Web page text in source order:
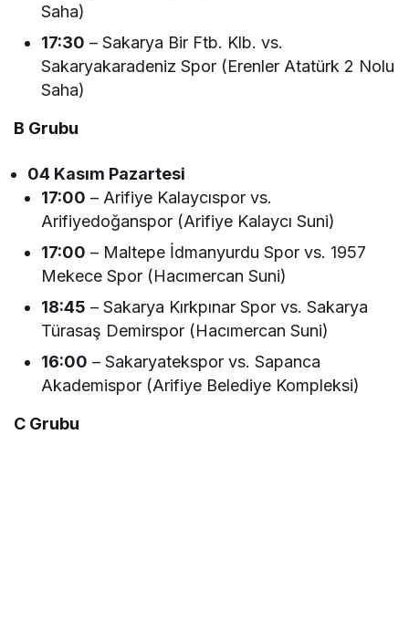
Saha)
17:30 – Sakarya Bir Ftb. Klb. vs.
Sakaryakaradeniz Spor (Erenler Atatürk 2 Nolu
Saha)
B Grubu
04 Kasım Pazartesi
17:00 – Arifiye Kalaycıspor vs.
Arifiyedoğanspor (Arifiye Kalaycı Suni)
17:00 – Maltepe İdmanyurdu Spor vs. 1957
Mekece Spor (Hacımercan Suni)
18:45 – Sakarya Kırkpınar Spor vs. Sakarya
Türasaş Demirspor (Hacımercan Suni)
16:00 – Sakaryatekspor vs. Sapanca
Akademispor (Arifiye Belediye Kompleksi)
C Grubu